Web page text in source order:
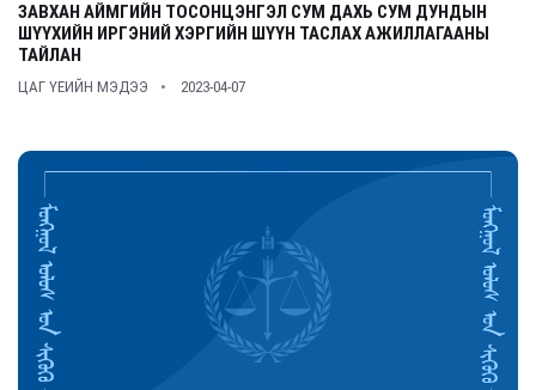
ЗАВХАН АЙМГИЙН ТОСОНЦЭНГЭЛ СУМ ДАХЬ СУМ ДУНДЫН
ШҮҮХИЙН ИРГЭНИЙ ХЭРГИЙН ШҮҮН ТАСЛАХ АЖИЛЛАГААНЫ
ТАЙЛАН
ЦАГ ҮЕИЙН МЭДЭЭ 2023-04-07